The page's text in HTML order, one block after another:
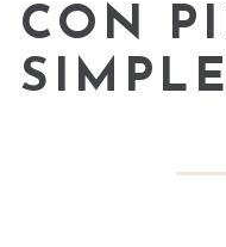
CON
SIMPLE